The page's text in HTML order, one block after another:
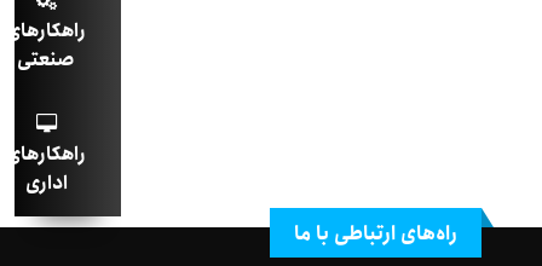
راهکارهای
صنعتی
راهکارهای
اداری
راه‌های ارتباطی با ما